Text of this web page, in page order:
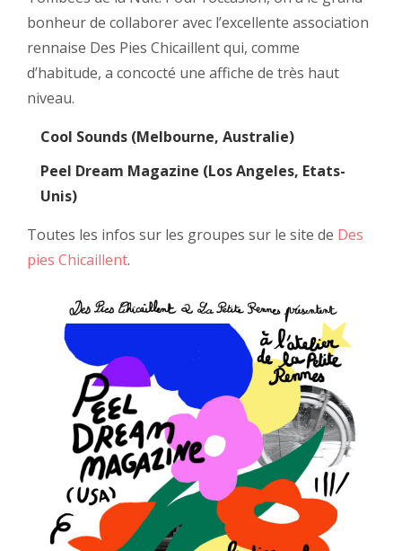
bonheur de collaborer avec l’excellente association
rennaise Des Pies Chicaillentqui, comme
d’habitude, a concocté une affiche de très haut
niveau.
Cool Sounds (Melbourne, Australie)
Peel Dream Magazine (Los Angeles, Etats-
Unis)
Toutes les infos sur les groupes sur le site de Des
pies Chicaillent.